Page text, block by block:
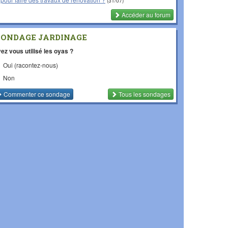
Accéder au forum
JARDINAGE
vous utilisé les oyas ?
Oui (racontez-nous)
Non
Commenterce sondage Tous les sondages